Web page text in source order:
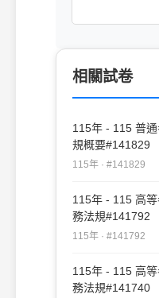
相關試卷
115年 - 115 普
規概要#141829
115年 · #141829
115年 - 115 高
務法規#141792
115年 · #141792
115年 - 115 高
務法規#141740